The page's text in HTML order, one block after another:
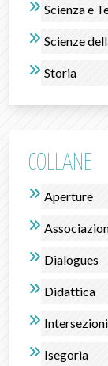
Scienza e
Scienze
Storia
COLLANE
Aperture
Dialogues
Didattica
Isegorìa